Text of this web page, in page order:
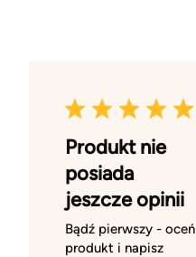
Produkt nie
posiada
jeszcze opinii
Bądź pierwszy - oceń
produkt i napisz